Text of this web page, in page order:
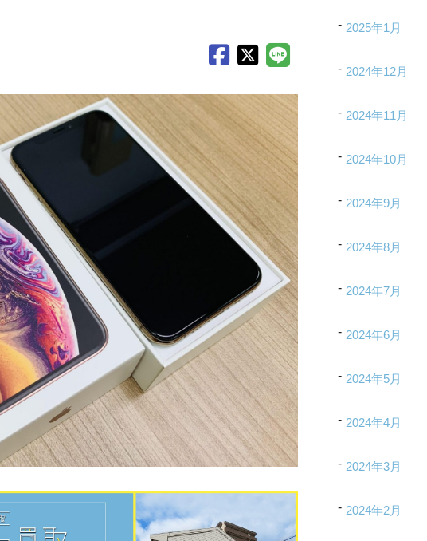
2025年1月
2024年12月
2024年11月
2024年10月
2024年9月
2024年8月
2024年7月
2024年6月
2024年5月
2024年4月
2024年3月
2024年2月